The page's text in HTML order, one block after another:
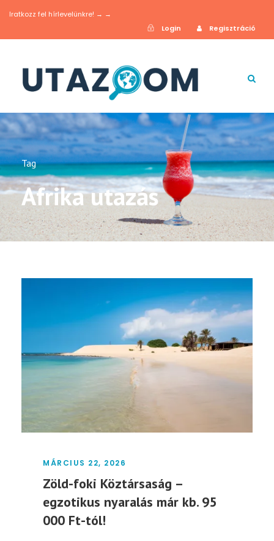
Iratkozz fel hírlevelünkre! → →
Login
Regisztráció
Tag
Afrika utazás
MÁRCIUS 22, 2026
Zöld-foki Köztársaság –
egzotikus nyaralás már kb. 95
000 Ft-tól!